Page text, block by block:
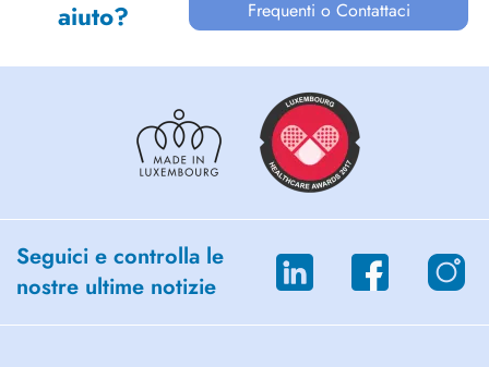
aiuto?
Frequenti o Contattaci
Seguici e controlla le
nostre ultime notizie